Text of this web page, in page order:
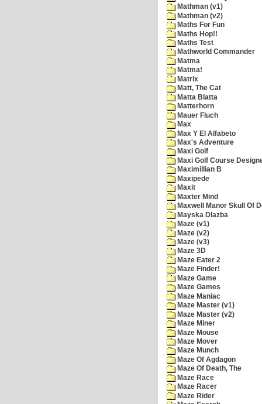
Mathman (v1)
Mathman (v2)
Maths For Fun
Maths Hop!!
Maths Test
Mathworld Commander
Matma
Matma!
Matrix
Matt, The Cat
Matta Blatta
Matterhorn
Mauer Fluch
Max
Max Y El Alfabeto
Max's Adventure
Maxi Golf
Maxi Golf Course
Maximillian B
Maxipede
Maxit
Maxter Mind
Maxwell Manor Skull Of
Mayska Dlazba
Maze (v1)
Maze (v2)
Maze (v3)
Maze 3D
Maze Eater 2
Maze Finder!
Maze Game
Maze Games
Maze Maniac
Maze Master (v1)
Maze Master (v2)
Maze Miner
Maze Mouse
Maze Mover
Maze Munch
Maze Of Agdagon
Maze Of Death, The
Maze Race
Maze Racer
Maze Rider